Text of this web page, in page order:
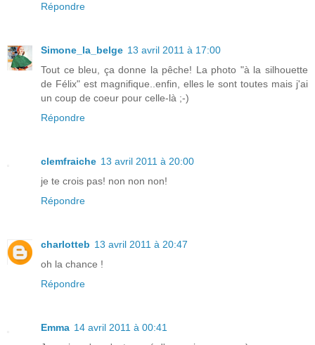
Répondre
Simone_la_belge 13 avril 2011 à 17:00
Tout ce bleu, ça donne la pêche! La photo "à la silhouette
de Félix" est magnifique..enfin, elles le sont toutes mais j'ai
un coup de coeur pour celle-là ;-)
Répondre
clemfraiche 13 avril 2011 à 20:00
je te crois pas! non non non!
Répondre
charlotteb 13 avril 2011 à 20:47
oh la chance !
Répondre
Emma 14 avril 2011 à 00:41